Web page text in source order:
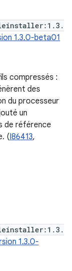
1.3.0-beta01
compressés :
des
du processeur
un
de référence
(I86413,
1.3.0-